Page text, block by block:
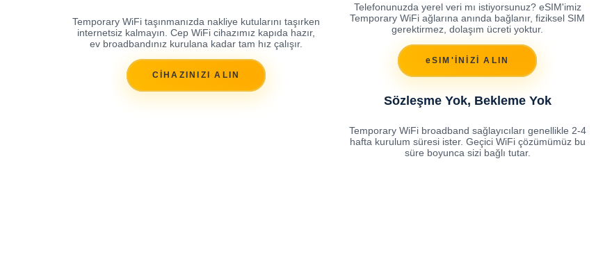
Temporary WiFi taşınmanızda nakliye kutularını taşırken
internetsiz kalmayın. Cep WiFi cihazımız kapıda hazır,
ev broadbandınız kurulana kadar tam hız çalışır.
CİHAZINIZI ALIN
Telefonunuzda yerel veri mı istiyorsunuz? eSIM'imiz
Temporary WiFi ağlarına anında bağlanır, fiziksel SIM
gerektirmez, dolaşım ücreti yoktur.
eSIM'İNİZİ ALIN
Sözleşme Yok, Bekleme Yok
Temporary WiFi broadband sağlayıcıları genellikle 2-4
hafta kurulum süresi ister. Geçici WiFi çözümümüz bu
süre boyunca sizi bağlı tutar.